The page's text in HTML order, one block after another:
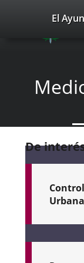
Portal
Web
El
De
"control